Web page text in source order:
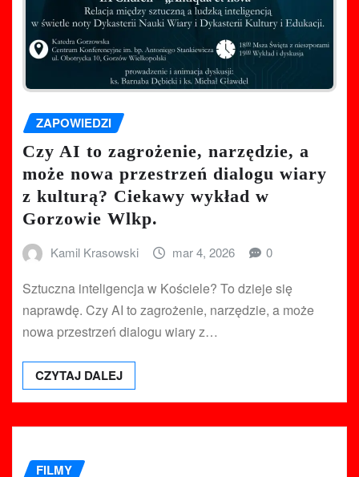
ZAPOWIEDZI
Czy AI to zagrożenie, narzędzie, a
może nowa przestrzeń dialogu wiary
z kulturą? Ciekawy wykład w
Gorzowie Wlkp.
Kamil Krasowski mar 4, 2026 0
Sztuczna inteligencja w Kościele? To dzieje się
naprawdę. Czy AI to zagrożenie, narzędzie, a może
nowa przestrzeń dialogu wiary z…
CZYTAJ DALEJ
FILMY